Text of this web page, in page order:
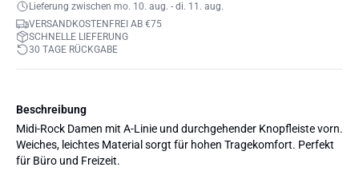
Lieferung zwischen mo. 10. aug. - di. 11. aug.
VERSANDKOSTENFREI AB €75
SCHNELLE LIEFERUNG
30 TAGE RÜCKGABE
Beschreibung
Midi-Rock Damen mit A-Linie und durchgehender Knopfleiste vorn.
Weiches, leichtes Material sorgt für hohen Tragekomfort. Perfekt
für Büro und Freizeit.